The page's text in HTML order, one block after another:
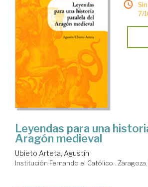
7/
Leyendas para una
Aragón medieval
Ubieto Arteta, Agustín
Institución Fernando el Católico .